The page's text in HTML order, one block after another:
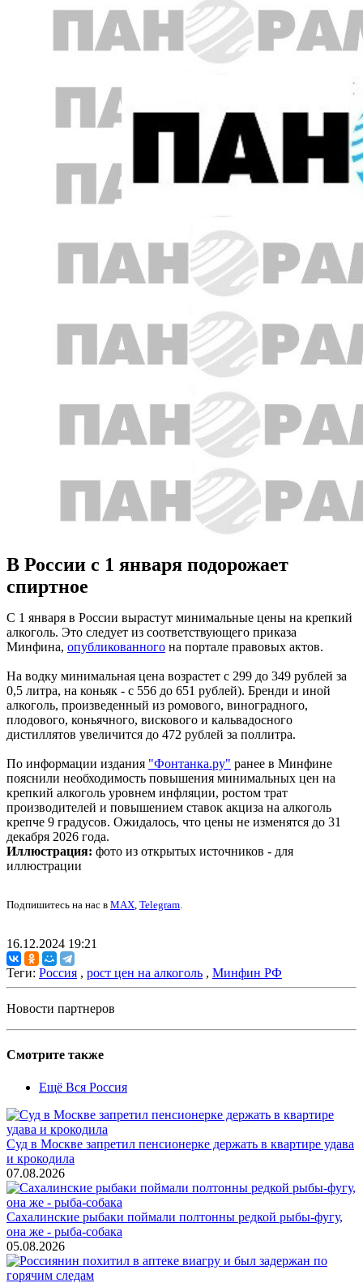
В России с 1 января подорожает
спиртное
С 1 января в России вырастут минимальные цены на крепкий
алкоголь. Это следует из соответствующего приказа
Минфина, опубликованного на портале правовых актов.
На водку минимальная цена возрастет с 299 до 349 рублей за
0,5 литра, на коньяк - с 556 до 651 рублей). Бренди и иной
алкоголь, произведенный из ромового, виноградного,
плодового, коньячного, вискового и кальвадосного
дистиллятов увеличится до 472 рублей за поллитра.
По информации издания "Фонтанка.ру" ранее в Минфине
пояснили необходимость повышения минимальных цен на
крепкий алкоголь уровнем инфляции, ростом трат
производителей и повышением ставок акциза на алкоголь
крепче 9 градусов. Ожидалось, что цены не изменятся до 31
декабря 2026 года.
Иллюстрация: фото из открытых источников - для
иллюстрации
Подпишитесь на нас в MAX, Telegram.
16.12.2024 19:21
Теги: Россия , рост цен на алкоголь , Минфин РФ
Новости партнеров
Смотрите также
Ещё Вся Россия
Суд в Москве запретил пенсионерке держать в квартире удава
и крокодила
07.08.2026
Сахалинские рыбаки поймали полтонны редкой рыбы-фугу,
она же - рыба-собака
05.08.2026